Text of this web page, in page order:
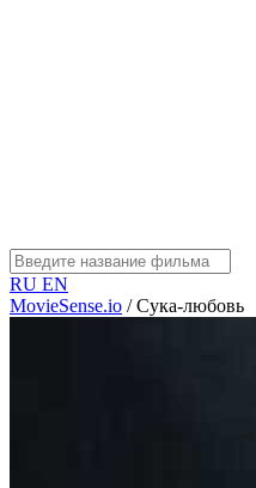
RU EN
MovieSense.io / Сука-любовь